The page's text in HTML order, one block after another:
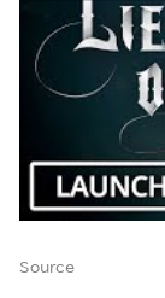
Source